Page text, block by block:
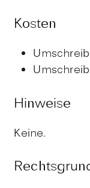
Kosten
Hinweise
Keine.